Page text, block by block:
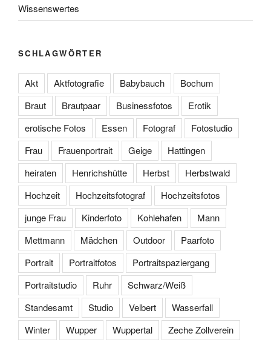
Wissenswertes
SCHLAGWÖRTER
Akt Aktfotografie Babybauch
Bochum
Braut
Brautpaar Businessfotos
Erotik
erotische Fotos
Essen Fotograf
Fotostudio
Frau
Frauenportrait Geige
Hattingen
heiraten
Henrichshütte Herbst
Herbstwald
Hochzeit
Hochzeitsfotograf
Hochzeitsfotos
junge Frau
Kinderfoto Kohlehafen
Mann
Mettmann
Mädchen Outdoor
Paarfoto
Portrait
Portraitfotos
Portraitspaziergang
Portraitstudio
Ruhr
Schwarz/Weiß
Standesamt
Studio Velbert
Wasserfall
Winter
Wupper Wuppertal Zeche Zollverein